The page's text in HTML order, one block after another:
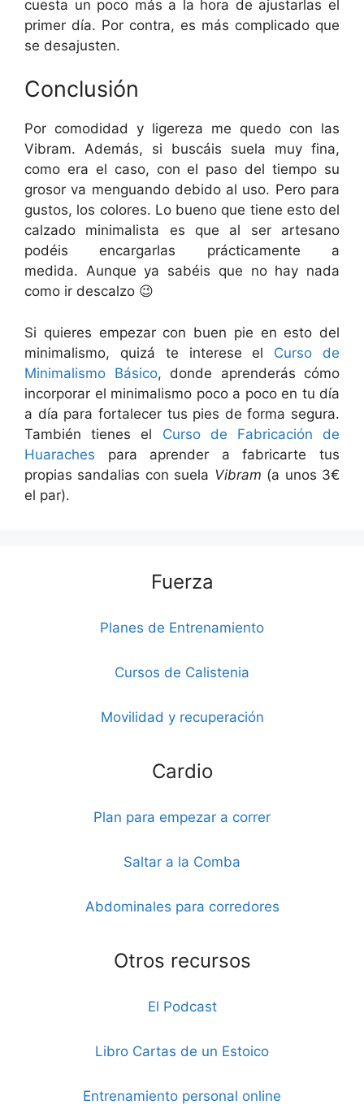
cuesta un poco más a la hora de ajustarlas el
primer día. Por contra, es más complicado que
se desajusten.
Conclusión
Por comodidad y ligereza me quedo con las
Vibram. Además, si buscáis suela muy fina,
como era el caso, con el paso del tiempo su
grosor va menguando debido al uso. Pero para
gustos, los colores. Lo bueno que tiene esto del
calzado minimalista es que al ser artesano
podéis encargarlas prácticamente a
medida. Aunque ya sabéis que no hay nada
como ir descalzo 😉
Si quieres empezar con buen pie en esto del
minimalismo, quizá te interese el Curso de
Minimalismo Básico, donde aprenderás cómo
incorporar el minimalismo poco a poco en tu día
a día para fortalecer tus pies de forma segura.
También tienes el Curso de Fabricación de
Huaraches para aprender a fabricarte tus
propias sandalias con suela Vibram (a unos 3€
el par).
Fuerza
Planes de Entrenamiento
Cursos de Calistenia
Movilidad y recuperación
Cardio
Plan para empezar a correr
Saltar a la Comba
Abdominales para corredores
Otros recursos
El Podcast
Libro Cartas de un Estoico
Entrenamiento personal online